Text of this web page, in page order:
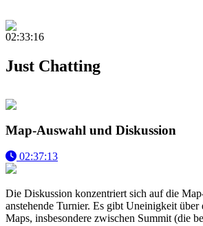
02:33:16
Just Chatting
Map-Auswahl und Diskussion
02:37:13
Die Diskussion konzentriert sich auf die
anstehende Turnier. Es gibt Uneinigkeit über
Maps, insbesondere zwischen Summit (die